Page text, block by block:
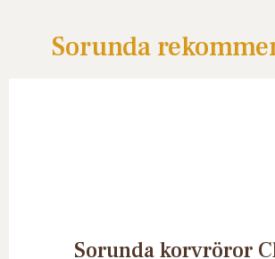
Sorunda
Sorunda korvröror